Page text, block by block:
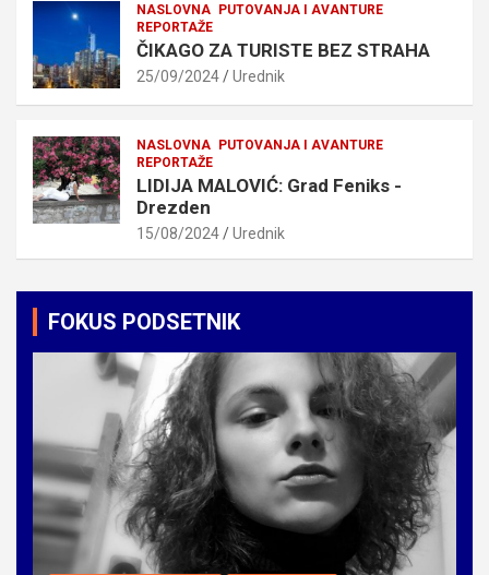
NASLOVNA
PUTOVANJA I AVANTURE
REPORTAŽE
ČIKAGO ZA TURISTE BEZ STRAHA
25/09/2024 Urednik
NASLOVNA
PUTOVANJA I AVANTURE
REPORTAŽE
LIDIJA MALOVIĆ: Grad Feniks -
Drezden
15/08/2024 Urednik
FOKUS PODSETNIK